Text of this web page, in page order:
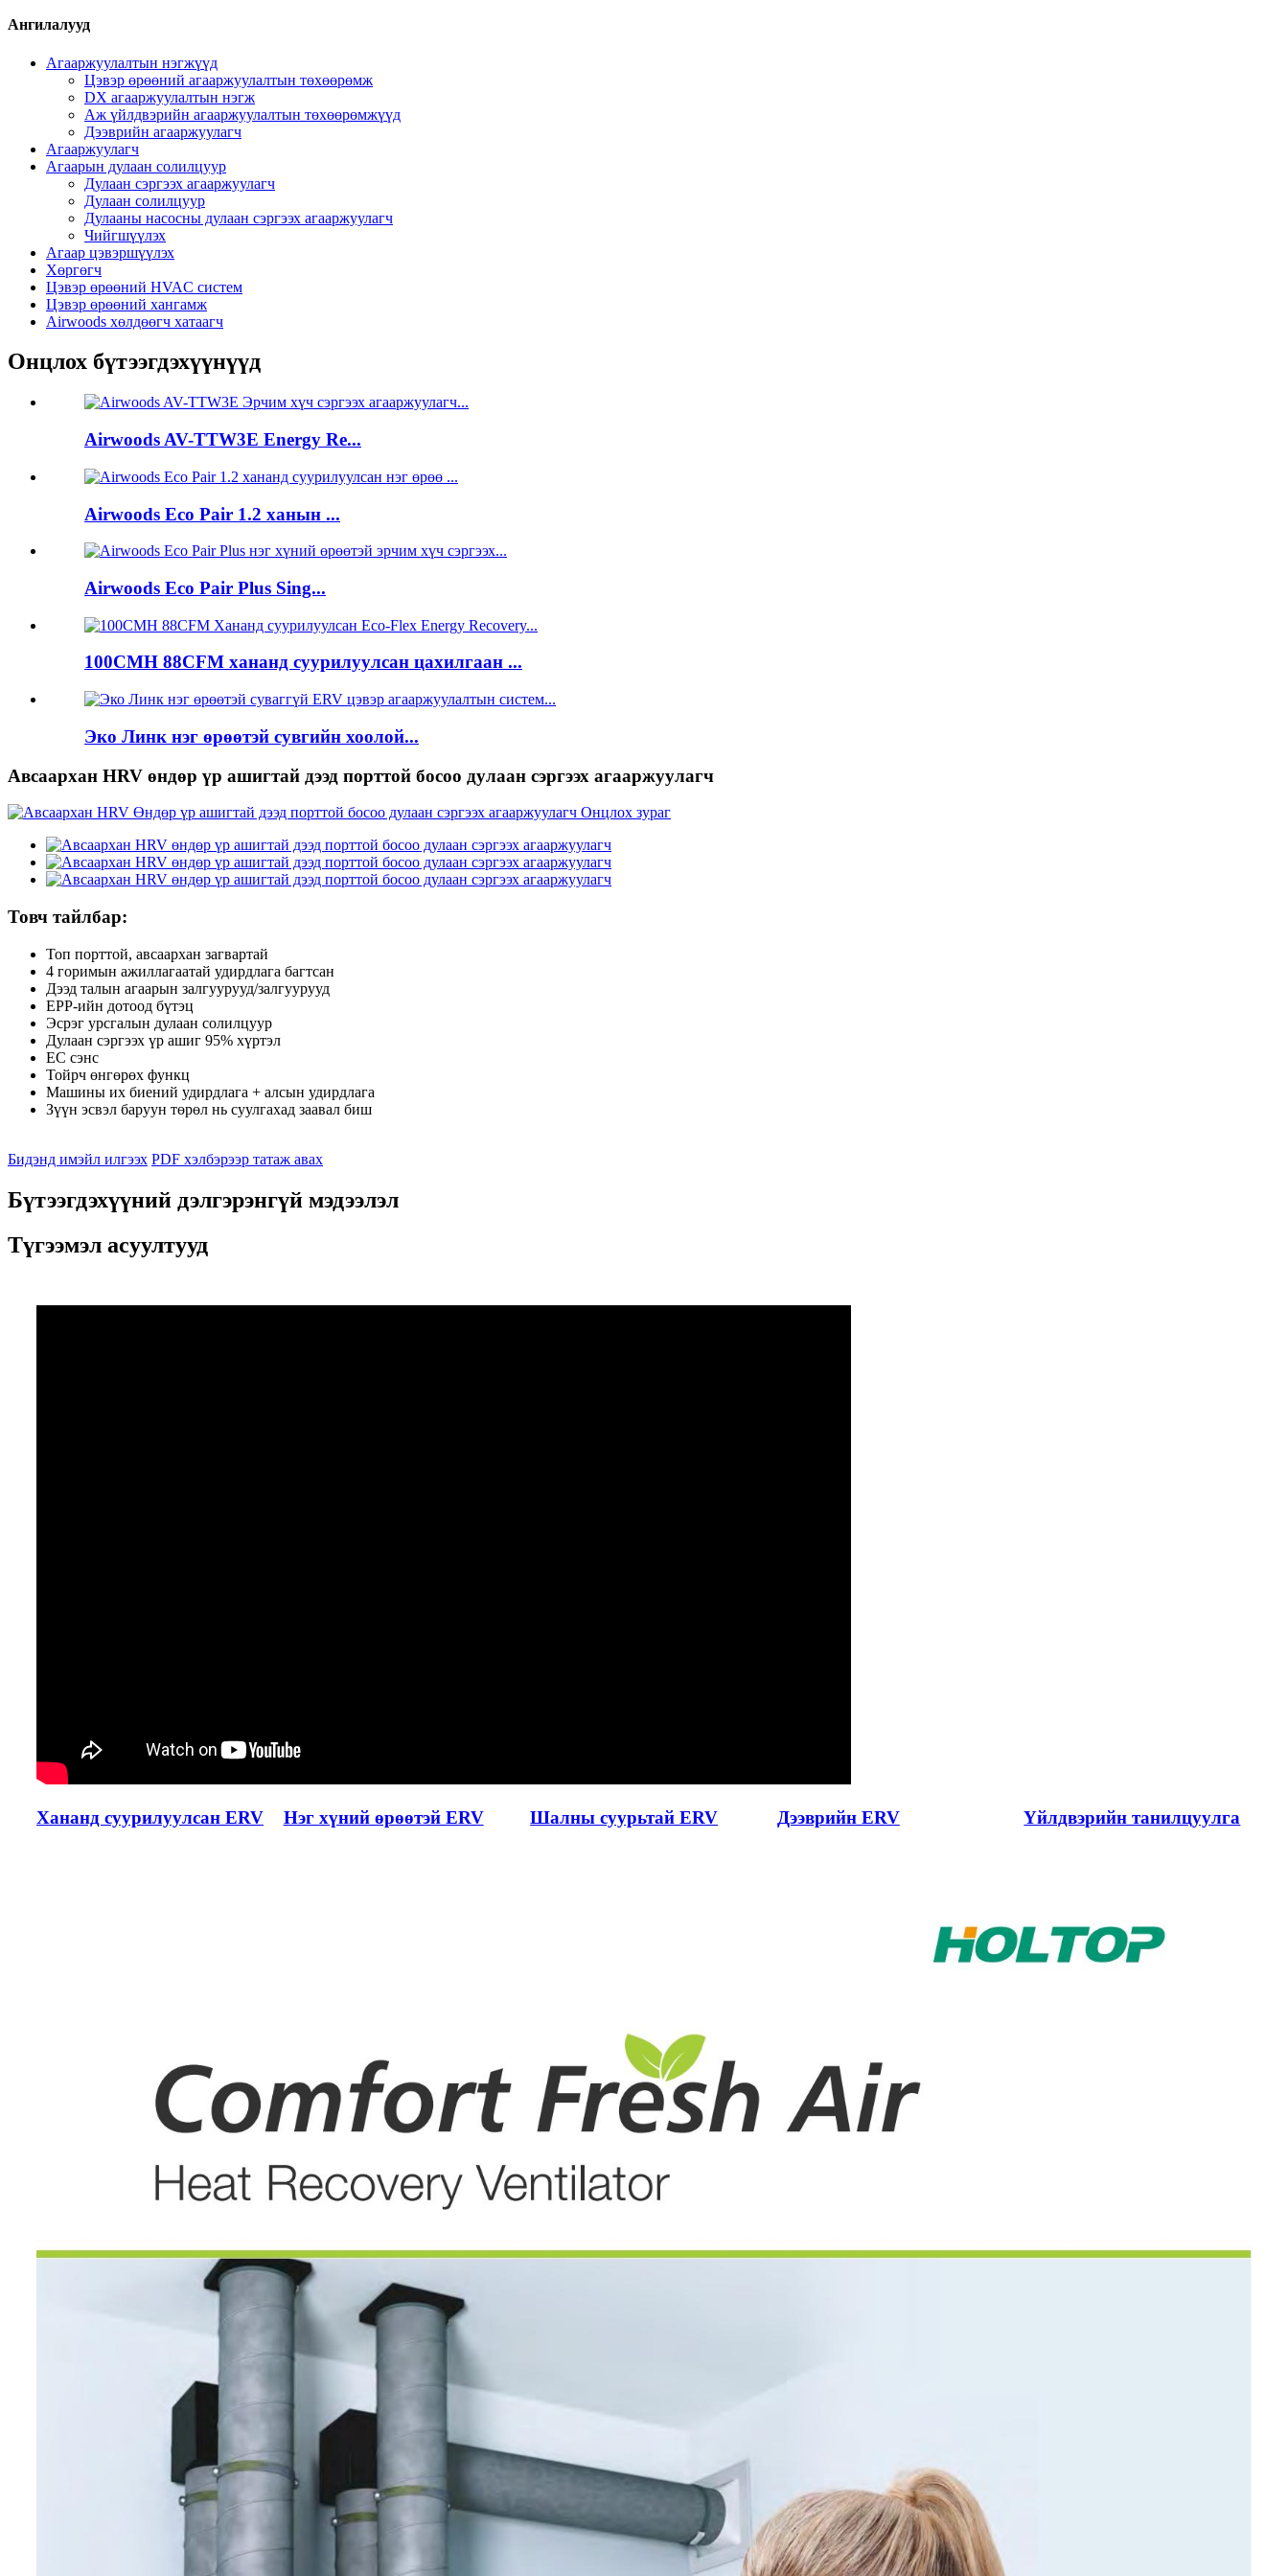
Ангилалууд
Агааржуулалтын нэгжүүд
Цэвэр өрөөний агааржуулалтын төхөөрөмж
DX агааржуулалтын нэгж
Аж үйлдвэрийн агааржуулалтын төхөөрөмжүүд
Дээврийн агааржуулагч
Агааржуулагч
Агаарын дулаан солилцуур
Дулаан сэргээх агааржуулагч
Дулаан солилцуур
Дулааны насосны дулаан сэргээх агааржуулагч
Чийгшүүлэх
Агаар цэвэршүүлэх
Хөргөгч
Цэвэр өрөөний HVAC систем
Цэвэр өрөөний хангамж
Airwoods хөлдөөгч хатаагч
Онцлох бүтээгдэхүүнүүд
Airwoods AV-TTW3E Energy Re...
Airwoods Eco Pair 1.2 ханын ...
Airwoods Eco Pair Plus Sing...
100CMH 88CFM хананд суурилуулсан цахилгаан ...
Эко Линк нэг өрөөтэй сувгийн хоолой...
Авсаархан HRV өндөр үр ашигтай дээд порттой босоо дулаан сэргээх агааржуулагч
Товч тайлбар:
Топ порттой, авсаархан загвартай
4 горимын ажиллагаатай удирдлага багтсан
Дээд талын агаарын залгуурууд/залгуурууд
EPP-ийн дотоод бүтэц
Эсрэг урсгалын дулаан солилцуур
Дулаан сэргээх үр ашиг 95% хүртэл
EC сэнс
Тойрч өнгөрөх функц
Машины их биений удирдлага + алсын удирдлага
Зүүн эсвэл баруун төрөл нь суулгахад заавал биш
Бидэнд имэйл илгээх PDF хэлбэрээр татаж авах
Бүтээгдэхүүний дэлгэрэнгүй мэдээлэл
Түгээмэл асуултууд
Хананд суурилуулсан ERV Нэг хүний ​​өрөөтэй ERV Шалны суурьтай ERV Дээврийн ERV Үйлдвэрийн танилцуулга